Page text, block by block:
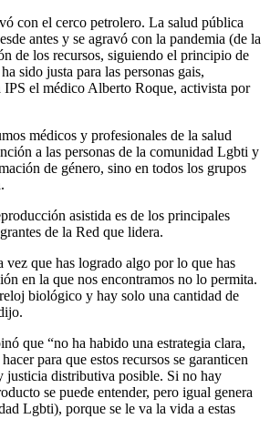
con el cerco petrolero. La salud pública
antes y se agravó con la pandemia (de la
de los recursos, siguiendo el principio de
sido justa para las personas gais,
IPS el médico Alberto Roque, activista por
médicos y profesionales de la salud
a las personas de la comunidad Lgbti y
de género, sino en todos los grupos
asistida es de los principales
de la Red que lidera.
vez que has logrado algo por lo que has
en la que nos encontramos no lo permita.
biológico y hay solo una cantidad de
que “no ha habido una estrategia clara,
para que estos recursos se garanticen
justicia distributiva posible. Si no hay
se puede entender, pero igual genera
Lgbti), porque se le va la vida a estas